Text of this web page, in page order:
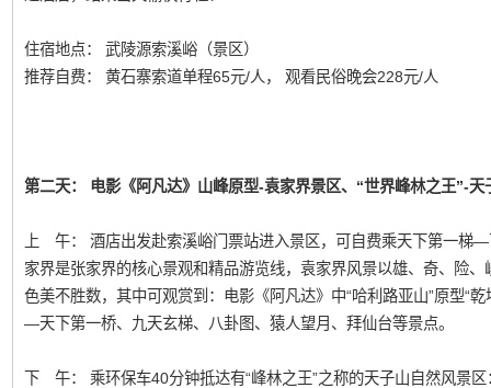
住宿地点： 武陵源索溪峪（景区）
推荐自费： 黄石寨索道单程65元/人， 观看民俗晚会228元/人
第二天： 电影《阿凡达》山峰原型-袁家界景区、“世界峰林之王”-
上 午： 酒店出发赴索溪峪门票站进入景区，可自费乘天下第一梯
家界是张家界的核心景观和精品游览线，袁家界风景以雄、奇、险
色美不胜数，其中可观赏到：电影《阿凡达》中“哈利路亚山”原型“
—天下第一桥、九天玄梯、八卦图、猿人望月、拜仙台等景点。
下 午： 乘环保车40分钟抵达有“峰林之王”之称的天子山自然风景